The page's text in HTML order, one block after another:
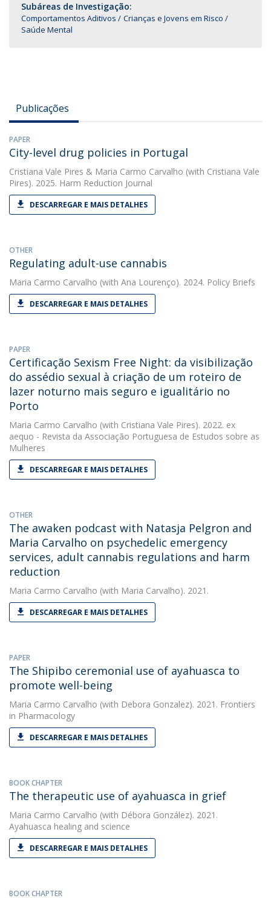
Subáreas de Investigação:
Comportamentos Aditivos
Crianças e Jovens em Risco
Saúde Mental
Publicações
PAPER
City-level drug policies in Portugal
Cristiana Vale Pires & Maria Carmo Carvalho (with Cristiana Vale
Pires). 2025. Harm Reduction Journal
DESCARREGAR E MAIS DETALHES
OTHER
Regulating adult-use cannabis
Maria Carmo Carvalho (with Ana Lourenço). 2024. Policy Briefs
DESCARREGAR E MAIS DETALHES
PAPER
Certificação Sexism Free Night: da visibilização
do assédio sexual à criação de um roteiro de
lazer noturno mais seguro e igualitário no
Porto
Maria Carmo Carvalho (with Cristiana Vale Pires). 2022. ex
aequo - Revista da Associação Portuguesa de Estudos sobre as
Mulheres
DESCARREGAR E MAIS DETALHES
OTHER
The awaken podcast with Natasja Pelgron and
Maria Carvalho on psychedelic emergency
services, adult cannabis regulations and harm
reduction
Maria Carmo Carvalho (with Maria Carvalho). 2021.
DESCARREGAR E MAIS DETALHES
PAPER
The Shipibo ceremonial use of ayahuasca to
promote well-being
Maria Carmo Carvalho (with Debora Gonzalez). 2021. Frontiers
in Pharmacology
DESCARREGAR E MAIS DETALHES
BOOK CHAPTER
The therapeutic use of ayahuasca in grief
Maria Carmo Carvalho (with Débora González). 2021.
Ayahuasca healing and science
DESCARREGAR E MAIS DETALHES
BOOK CHAPTER